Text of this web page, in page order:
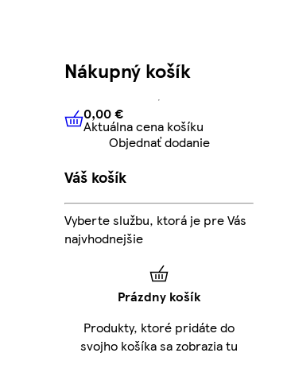
Nákupný košík
0,00 € Aktuálna cena košíku
0,00 €
Aktuálna cena košíku
Objednať dodanie
Váš košík
Vyberte službu, ktorá je pre Vás
najvhodnejšie
Prázdny košík
Produkty, ktoré pridáte do
svojho košíka sa zobrazia tu